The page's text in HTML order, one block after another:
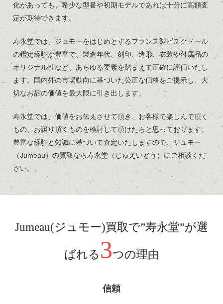
化があっても、希少な型番や初期モデルであれば十分に高額査
定が期待できます。
寿永堂では、ジュモーをはじめとするフランス製ビスクドール
の鑑定経験が豊富で、製造年代、刻印、造形、衣装や付属品の
オリジナル性など、あらゆる要素を踏まえて正確に評価いたし
ます。国内外の市場動向に基づいた公正な価格をご提示し、大
切なお品の価値を最大限に引き出します。
寿永堂では、価値をお伝えさせて頂き、お客様で楽しんで頂く
もの、お譲り頂くものを検討して頂けたらと思っております。
豊富な経験と知識に基づいて査定いたしますので、ジュモー
（Jumeau）の買取なら寿永堂（じゅえいどう）にご相談くだ
さい。
Jumeau(ジュモー)買取で”寿永堂”が選
ばれる 3つの理由
信頼